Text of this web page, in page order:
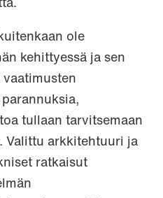
ole
kehittyessä ja sen
tullaan tarvitsemaan
Valittu arkkitehtuuri ja
ratkaisut